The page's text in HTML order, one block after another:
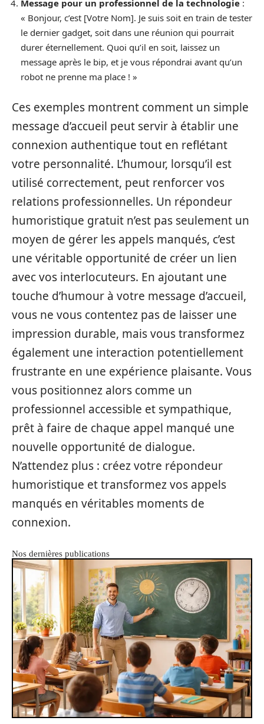
Message pour un professionnel de la technologie :
« Bonjour, c’est [Votre Nom]. Je suis soit en train de tester
le dernier gadget, soit dans une réunion qui pourrait
durer éternellement. Quoi qu’il en soit, laissez un
message après le bip, et je vous répondrai avant qu’un
robot ne prenne ma place ! »
Ces exemples montrent comment un simple
message d’accueil peut servir à établir une
connexion authentique tout en reflétant
votre personnalité. L’humour, lorsqu’il est
utilisé correctement, peut renforcer vos
relations professionnelles. Un répondeur
humoristique gratuit n’est pas seulement un
moyen de gérer les appels manqués, c’est
une véritable opportunité de créer un lien
avec vos interlocuteurs. En ajoutant une
touche d’humour à votre message d’accueil,
vous ne vous contentez pas de laisser une
impression durable, mais vous transformez
également une interaction potentiellement
frustrante en une expérience plaisante. Vous
vous positionnez alors comme un
professionnel accessible et sympathique,
prêt à faire de chaque appel manqué une
nouvelle opportunité de dialogue.
N’attendez plus : créez votre répondeur
humoristique et transformez vos appels
manqués en véritables moments de
connexion.
Nos dernières publications